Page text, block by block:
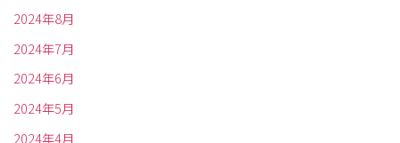
2024年8月
2024年7月
2024年6月
2024年5月
2024年4月